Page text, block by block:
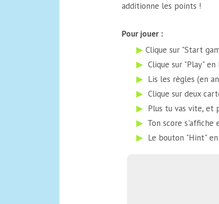
additionne les points !
Pour jouer :
Clique sur "Start
Clique sur "Play"
Lis les règles (en
Clique sur deux
Plus tu vas vite, et
Ton score s'affiche
Le bouton "Hint"